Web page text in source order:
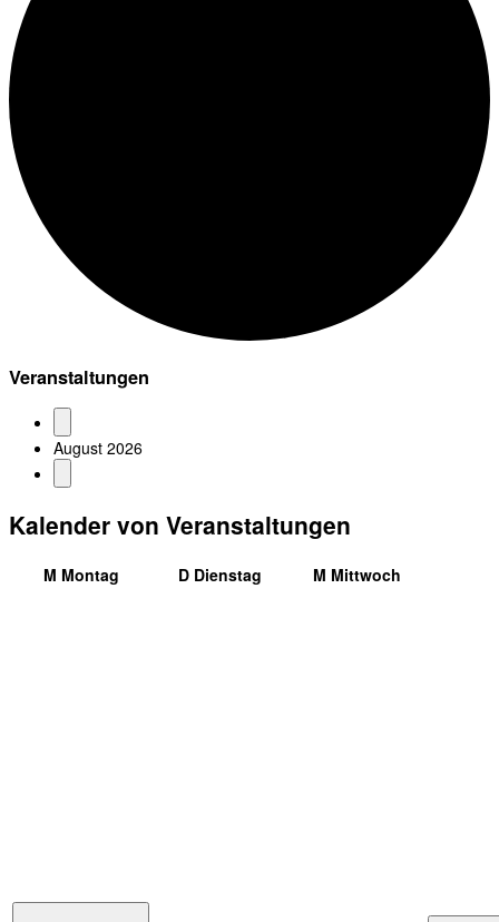
Veranstaltungen
August 2026
Kalender von Veranstaltungen
M Montag D Dienstag M Mittwoch